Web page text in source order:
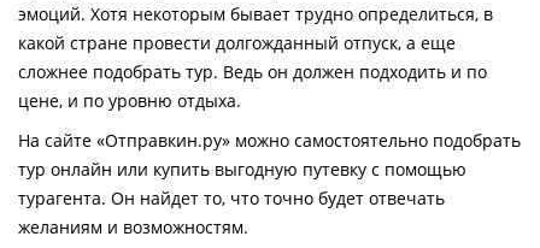
Как купить
Контакты
эмоций. Хотя некоторым бывает трудно определиться, в
какой стране провести долгожданный отпуск, а еще
сложнее подобрать тур. Ведь он должен подходить и по
цене, и по уровню отдыха.
На сайте «Отправкин.ру» можно самостоятельно подобрать
тур онлайн или купить выгодную путевку с помощью
турагента. Он найдет то, что точно будет отвечать
желаниям и возможностям.